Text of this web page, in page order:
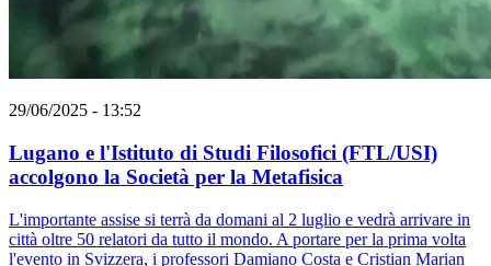
29/06/2025 - 13:52
Lugano e l'Istituto di Studi Filosofici (FTL/USI)
accolgono la Società per la Metafisica
L'importante assise si terrà da domani al 2 luglio e vedrà arrivare in
città oltre 50 relatori da tutto il mondo. A portare per la prima volta
l'evento in Svizzera, i professori Damiano Costa e Cristian Marian